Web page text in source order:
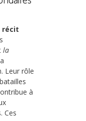
récit
la
Leur rôle
à
Ces